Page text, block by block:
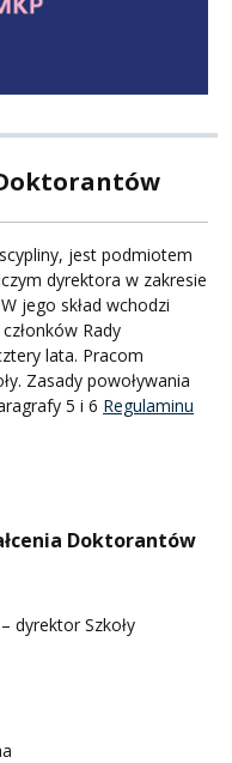
Doktorantów
jest podmiotem
dyrektora w zakresie
jego skład wchodzi
Rady
lata. Pracom
Zasady powoływania
5 i 6 Regulaminu
Doktorantów
dyrektor Szkoły